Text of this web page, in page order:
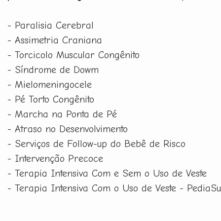
- Paralisia Cerebral
- Assimetria Craniana
- Torcicolo Muscular Congênito
- Síndrome de Dowm
- Mielomeningocele
- Pé Torto Congênito
- Marcha na Ponta de Pé
- Atraso no Desenvolvimento
- Serviços de Follow-up do Bebê de Risco
- Intervenção Precoce
- Terapia Intensiva Com e Sem o Uso de Veste
- Terapia Intensiva Com o Uso de Veste -